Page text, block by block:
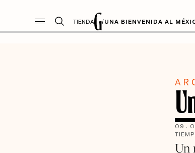
TIENDA /UNA BIENVENIDA AL
09 .
Un